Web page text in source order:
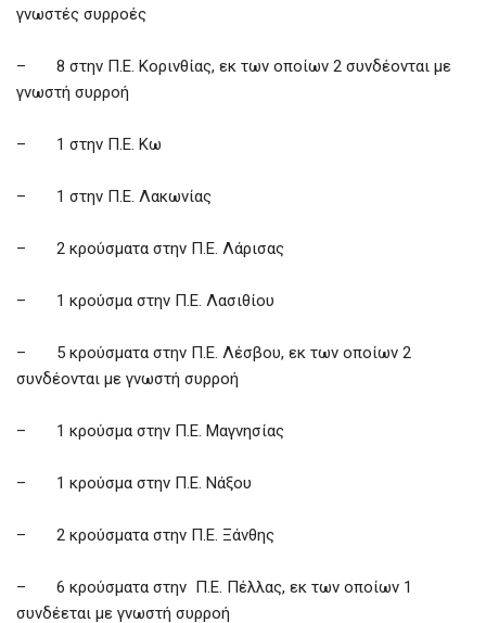
γνωστές συρροές
– 8 στην Π.Ε. Κορινθίας, εκ των οποίων 2 συνδέονται με
γνωστή συρροή
– 1 στην Π.Ε. Κω
– 1 στην Π.Ε. Λακωνίας
– 2 κρούσματα στην Π.Ε. Λάρισας
– 1 κρούσμα στην Π.Ε. Λασιθίου
– 5 κρούσματα στην Π.Ε. Λέσβου, εκ των οποίων 2
συνδέονται με γνωστή συρροή
– 1 κρούσμα στην Π.Ε. Μαγνησίας
– 1 κρούσμα στην Π.Ε. Νάξου
– 2 κρούσματα στην Π.Ε. Ξάνθης
– 6 κρούσματα στην Π.Ε. Πέλλας, εκ των οποίων 1
συνδέεται με γνωστή συρροή